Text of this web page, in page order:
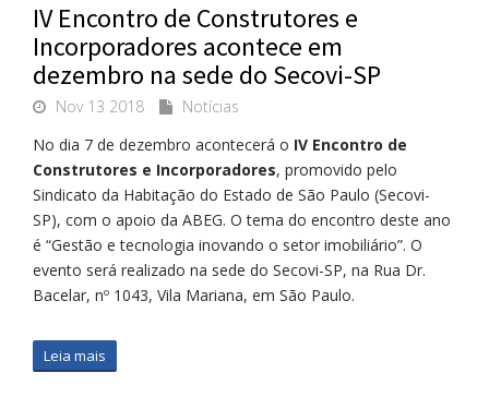
IV Encontro de Construtores e
Incorporadores acontece em
dezembro na sede do Secovi-SP
Nov 13 2018
Notícias
No dia 7 de dezembro acontecerá o IV Encontro de
Construtores e Incorporadores, promovido pelo
Sindicato da Habitação do Estado de São Paulo (Secovi-
SP), com o apoio da ABEG. O tema do encontro deste ano
é “Gestão e tecnologia inovando o setor imobiliário”. O
evento será realizado na sede do Secovi-SP, na Rua Dr.
Bacelar, nº 1043, Vila Mariana, em São Paulo.
Leia mais